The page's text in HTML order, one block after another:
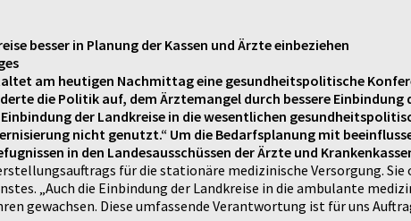
besser in Planung der Kassen und Ärzte einbeziehen
am heutigen Nachmittag eine gesundheitspolitische
die Politik auf, dem Ärztemangel durch bessere
der Landkreise in die wesentlichen
nicht genutzt.“ Um die Bedarfsplanung mit
in den Landesausschüssen der Ärzte und
für die stationäre medizinische Versorgung.
„Auch die Einbindung der Landkreise in die ambulante
gewachsen. Diese umfassende Verantwortung ist für uns